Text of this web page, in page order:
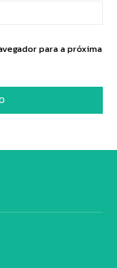
para a próxima